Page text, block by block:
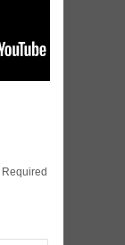
Required